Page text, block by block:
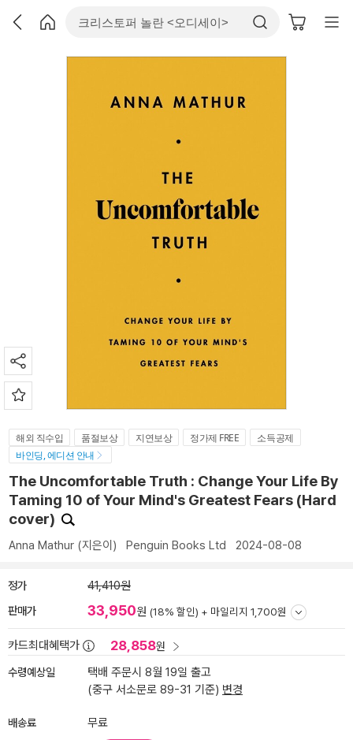
해외 직수입 품절보상 지연보상 정가제 FREE
소득공제
바인딩, 에디션 안내
The Uncomfortable Truth : Change Your Life By
Taming 10 of Your Mind's Greatest Fears (Hard
cover)
Anna Mathur (지은이) Penguin Books Ltd 2024-08-08
정가 41,410원
판매가 33,950원 (18% 할인) + 마일리지 1,700원
카드최대혜택가 28,858원
수령예상일
택배 주문시 8월 19일 출고
(중구 서소문로 89-31 기준) 변경
배송료
무료